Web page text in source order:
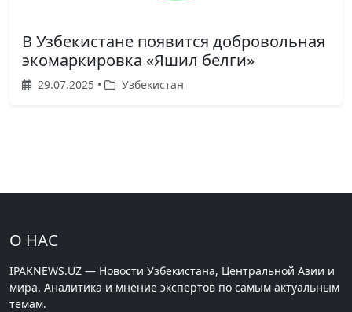
В Узбекистане появится добровольная
экомаркировка «Яшил белги»
29.07.2025 • Узбекистан
О НАС
IPAKNEWS.UZ — Новости Узбекистана, Центральной Азии и
мира. Аналитика и мнение экспертов по самым актуальным
темам.